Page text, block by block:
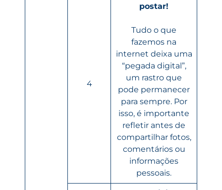
4
postar!
Tudo o que
fazemos na
internet deixa uma
“pegada digital”,
um rastro que
pode permanecer
para sempre. Por
isso, é importante
refletir antes de
compartilhar fotos,
comentários ou
informações
pessoais.